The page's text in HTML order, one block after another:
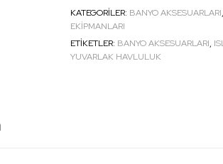
KATEGORILER: BANYO AKSESUARLARI,
EKİPMANLARI
ETIKETLER: BANYO AKSESUARLARI,
YUVARLAK HAVLULUK